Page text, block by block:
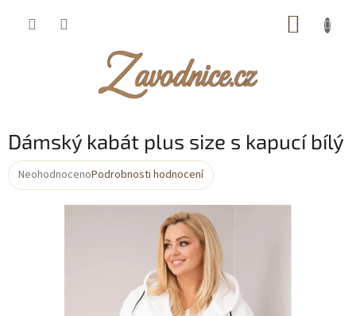
Dámský kabát plus size s kapucí bílý
Průměrné
NeohodnocenoPodrobnosti hodnocení